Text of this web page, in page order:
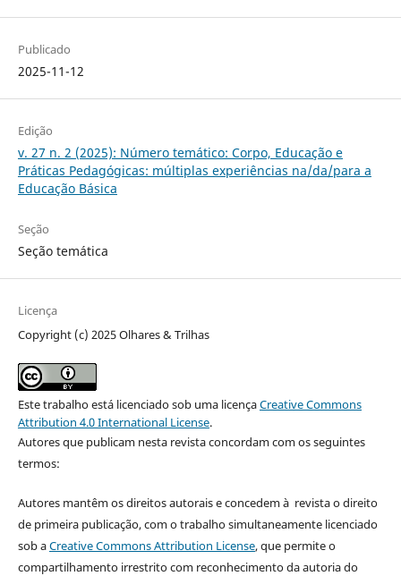
Publicado
2025-11-12
Edição
v. 27 n. 2 (2025): Número temático: Corpo, Educação e
Práticas Pedagógicas: múltiplas experiências na/da/para a
Educação Básica
Seção
Seção temática
Licença
Copyright (c) 2025 Olhares & Trilhas
Este trabalho está licenciado sob uma licençaCreative Commons
Attribution 4.0 International License.
Autores que publicam nesta revista concordam com os seguintes
termos:
Autores mantêm os direitos autorais e concedem à revista o direito
de primeira publicação, com o trabalho simultaneamente licenciado
sob aCreative Commons Attribution License, que permite o
compartilhamento irrestrito com reconhecimento da autoria do